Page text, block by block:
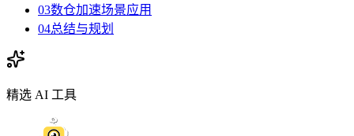
03数仓加速场景应用
04总结与规划
精选 AI 工具